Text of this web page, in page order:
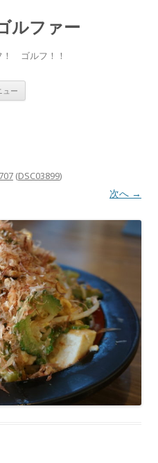
ルファー
ゴルフ！！
ュー
プ
(DSC03899)
次へ →